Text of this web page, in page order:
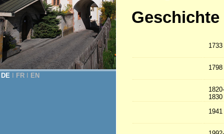
DE FR EN
1733
1798
1820-
1830
1941